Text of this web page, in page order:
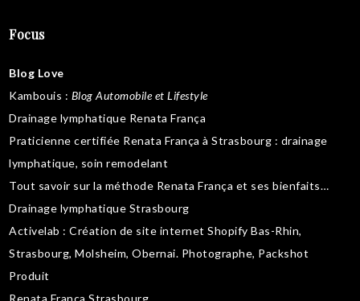
Focus
Blog Love
Kambouis : Blog Automobile et Lifestyle
Drainage lymphatique Renata França
Praticienne certifiée Renata França à Strasbourg : drainage
lymphatique, soin remodelant
Tout savoir sur la méthode Renata França et ses bienfaits…
Drainage lymphatique Strasbourg
Activelab : Création de site internet Shopify Bas-Rhin,
Strasbourg, Molsheim, Obernai. Photographe, Packshot
Produit
Renata França Strasbourg